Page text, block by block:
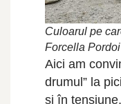
Culoarul pe
Forcella Pordoi
Aici am
drumul” la
și în